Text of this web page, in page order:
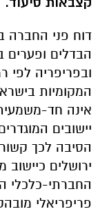
דוח פני החברה
הבדלים ופערים
ובפריפריה לפי
המקומיות
אינה חד-
יישובים
הסיבה לכך
ירושלים
פריפריאלי